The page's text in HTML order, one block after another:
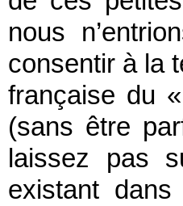
nous
consentir à la
française du
(sans être
laissez pas
existant